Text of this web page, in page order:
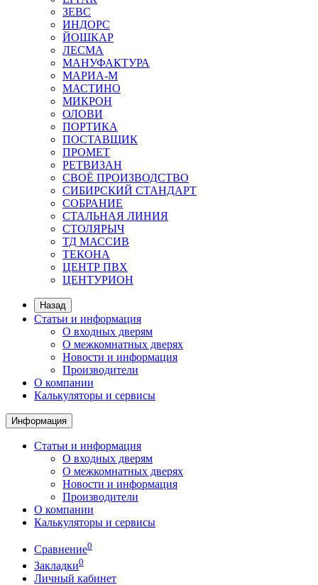
ЗЕВС
ИНДОРС
ЙОШКАР
ЛЕСМА
МАНУФАКТУРА
МАРИА-М
МАСТИНО
МИКРОН
ОЛОВИ
ПОРТИКА
ПОСТАВЩИК
ПРОМЕТ
РЕТВИЗАН
СВОЁ ПРОИЗВОДСТВО
СИБИРСКИЙ СТАНДАРТ
СОБРАНИЕ
СТАЛЬНАЯ ЛИНИЯ
СТОЛЯРЫЧ
ТД МАССИВ
ТЕКОНА
ЦЕНТР ПВХ
ЦЕНТУРИОН
Назад
Статьи и информация
О входных дверям
О межкомнатных дверях
Новости и информация
Производители
О компании
Калькуляторы и сервисы
Информация
Статьи и информация
О входных дверям
О межкомнатных дверях
Новости и информация
Производители
О компании
Калькуляторы и сервисы
Сравнение0
Закладки0
Личный кабинет